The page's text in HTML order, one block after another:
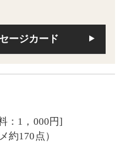
ージカード
：1，000円]
約170点）